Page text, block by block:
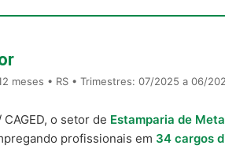
meses • RS • Trimestres: 07/2025 a 06/
o setor de Estamparia de
profissionais em 34 cargos